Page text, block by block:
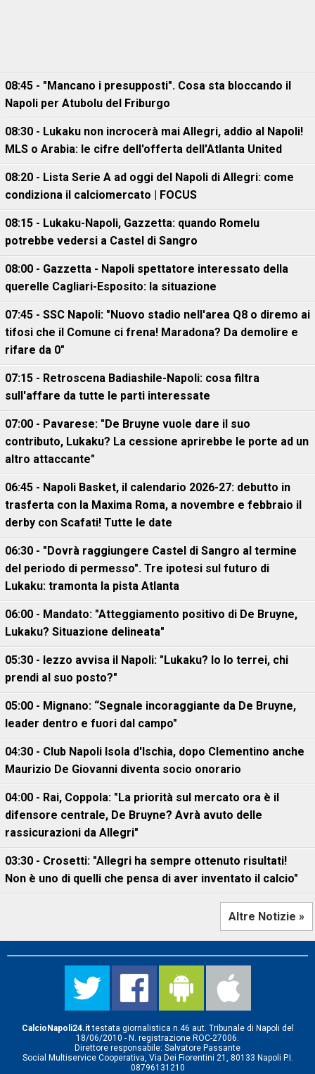
08:45 - "Mancano i presupposti". Cosa sta bloccando il
Napoli per Atubolu del Friburgo
08:30 - Lukaku non incrocerà mai Allegri, addio al Napoli!
MLS o Arabia: le cifre dell'offerta dell'Atlanta United
08:20 - Lista Serie A ad oggi del Napoli di Allegri: come
condiziona il calciomercato | FOCUS
08:15 - Lukaku-Napoli, Gazzetta: quando Romelu
potrebbe vedersi a Castel di Sangro
08:00 - Gazzetta - Napoli spettatore interessato della
querelle Cagliari-Esposito: la situazione
07:45 - SSC Napoli: "Nuovo stadio nell'area Q8 o diremo ai
tifosi che il Comune ci frena! Maradona? Da demolire e
rifare da 0"
07:15 - Retroscena Badiashile-Napoli: cosa filtra
sull'affare da tutte le parti interessate
07:00 - Pavarese: "De Bruyne vuole dare il suo
contributo, Lukaku? La cessione aprirebbe le porte ad un
altro attaccante"
06:45 - Napoli Basket, il calendario 2026-27: debutto in
trasferta con la Maxima Roma, a novembre e febbraio il
derby con Scafati! Tutte le date
06:30 - "Dovrà raggiungere Castel di Sangro al termine
del periodo di permesso". Tre ipotesi sul futuro di
Lukaku: tramonta la pista Atlanta
06:00 - Mandato: "Atteggiamento positivo di De Bruyne,
Lukaku? Situazione delineata"
05:30 - Iezzo avvisa il Napoli: "Lukaku? Io lo terrei, chi
prendi al suo posto?"
05:00 - Mignano: “Segnale incoraggiante da De Bruyne,
leader dentro e fuori dal campo"
04:30 - Club Napoli Isola d'Ischia, dopo Clementino anche
Maurizio De Giovanni diventa socio onorario
04:00 - Rai, Coppola: "La priorità sul mercato ora è il
difensore centrale, De Bruyne? Avrà avuto delle
rassicurazioni da Allegri"
03:30 - Crosetti: "Allegri ha sempre ottenuto risultati!
Non è uno di quelli che pensa di aver inventato il calcio"
Altre Notizie »
CalcioNapoli24.ittestata giornalistica n.46 aut. Tribunale di Napoli del
18/06/2010 - N. registrazione ROC-27006.
Direttore responsabile: Salvatore Passante
Social Multiservice Cooperativa, Via Dei Fiorentini 21, 80133 Napoli P.I.
08796131210